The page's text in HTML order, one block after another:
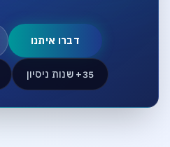
דברו איתנו
35+ שנות ניסיון